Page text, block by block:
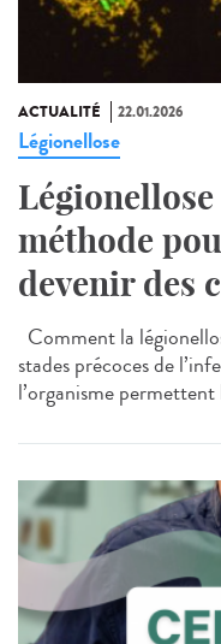
ACTUALITÉ 22.01.2026
Légionellose
méthode
devenir des
Comment la
stades précoces de
l’organisme